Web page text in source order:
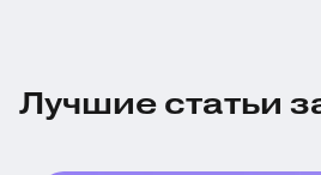
Лучшие статьи